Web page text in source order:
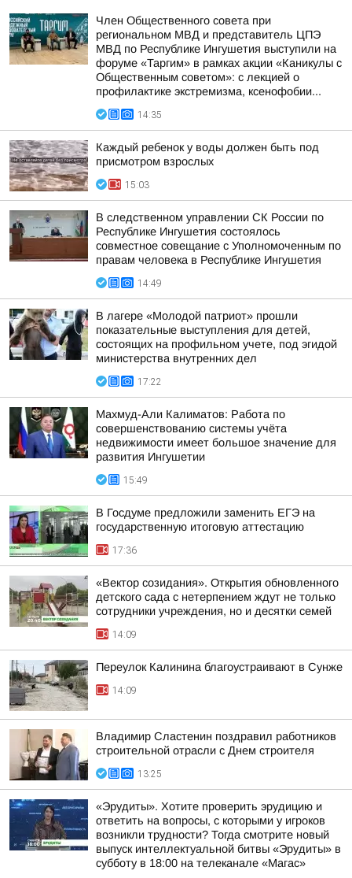
Член Общественного совета при
региональном МВД и представитель ЦПЭ
МВД по Республике Ингушетия выступили на
форуме «Таргим» в рамках акции «Каникулы с
Общественным советом»: с лекцией о
профилактике экстремизма, ксенофобии...
14:35
Каждый ребенок у воды должен быть под
присмотром взрослых
15:03
В следственном управлении СК России по
Республике Ингушетия состоялось
совместное совещание с Уполномоченным по
правам человека в Республике Ингушетия
14:49
В лагере «Молодой патриот» прошли
показательные выступления для детей,
состоящих на профильном учете, под эгидой
министерства внутренних дел
17:22
Махмуд-Али Калиматов: Работа по
совершенствованию системы учёта
недвижимости имеет большое значение для
развития Ингушетии
15:49
В Госдуме предложили заменить ЕГЭ на
государственную итоговую аттестацию
17:36
«Вектор созидания». Открытия обновленного
детского сада с нетерпением ждут не только
сотрудники учреждения, но и десятки семей
14:09
Переулок Калинина благоустраивают в Сунже
14:09
Владимир Сластенин поздравил работников
строительной отрасли с Днем строителя
13:25
«Эрудиты». Хотите проверить эрудицию и
ответить на вопросы, с которыми у игроков
возникли трудности? Тогда смотрите новый
выпуск интеллектуальной битвы «Эрудиты» в
субботу в 18:00 на телеканале «Магас»